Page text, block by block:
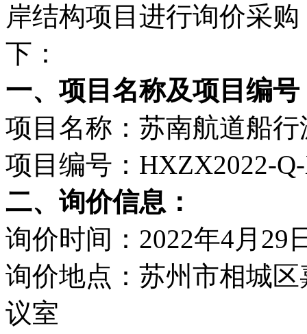
岸结构项目进行询价采
下：
一、项目名称及项目编号
项目名称：苏南航道船
项目编号：HXZX2022-
二、询价信息：
询价时间：2022年4月29
询价地点：苏州市相城
议室